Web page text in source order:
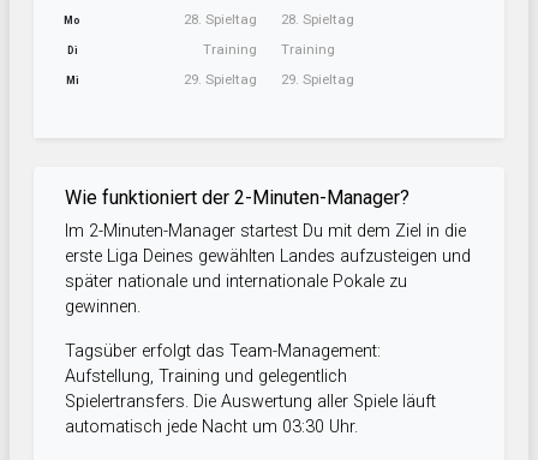
Mo 28. Spieltag
Di Training
Mi 29. Spieltag
28. Spieltag
Training
29. Spieltag
Wie funktioniert der 2-Minuten-Manager?
Im 2-Minuten-Manager startest Du mit dem Ziel in die
erste Liga Deines gewählten Landes aufzusteigen und
später nationale und internationale Pokale zu
gewinnen.
Tagsüber erfolgt das Team-Management:
Aufstellung, Training und gelegentlich
Spielertransfers. Die Auswertung aller Spiele läuft
automatisch jede Nacht um 03:30 Uhr.